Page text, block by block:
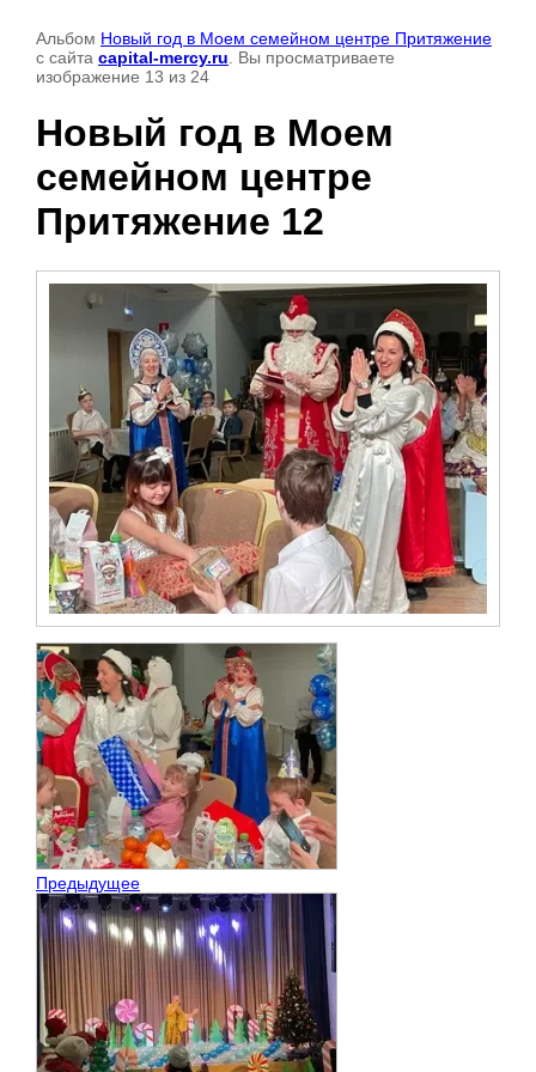
Альбом Новый год в Моем семейном центре Притяжение
с сайта capital-mercy.ru . Вы просматриваете
изображение 13 из 24
Новый год в Моем
семейном центре
Притяжение 12
Предыдущее